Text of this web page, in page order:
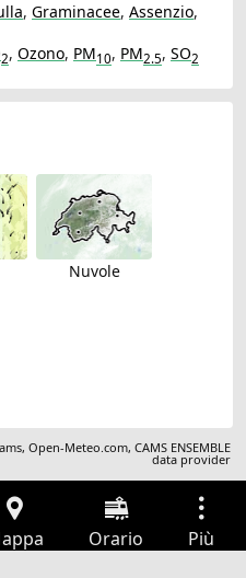
, Graminacee, Assenzio,
2, Ozono, PM10, PM2.5, SO2
Nuvole
,Open-Meteo.com,CAMS ENSEMBLE
data provider
Orario Più